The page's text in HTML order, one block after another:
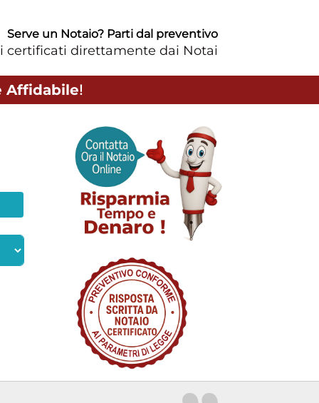
Serve un Notaio? Parti dal preventivo
certificati direttamente dai Notai
Affidabile!